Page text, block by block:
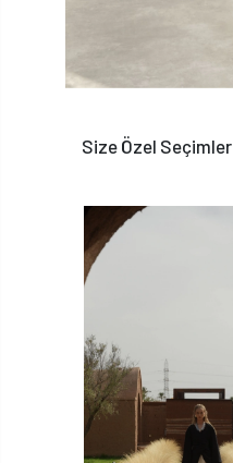
Size Özel Seçimler